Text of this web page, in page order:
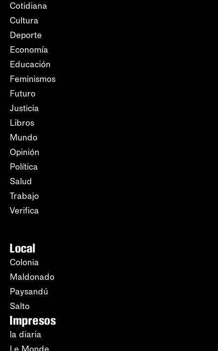
Cotidiana
Cultura
Deporte
Economía
Educación
Feminismos
Futuro
Justicia
Libros
Mundo
Opinión
Política
Salud
Trabajo
Verifica
Local
Colonia
Maldonado
Paysandú
Salto
Impresos
la diaria